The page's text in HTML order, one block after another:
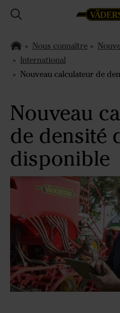
Nous connaître
International
Nouveau calculateur de
Nouveau
de densité
disponible